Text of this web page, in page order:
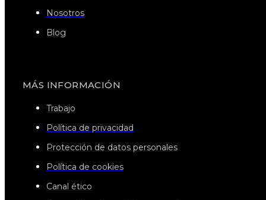
Nosotros
Blog
MÁS INFORMACIÓN
Trabajo
Política de privacidad
Protección de datos personales
Política de cookies
Canal ético